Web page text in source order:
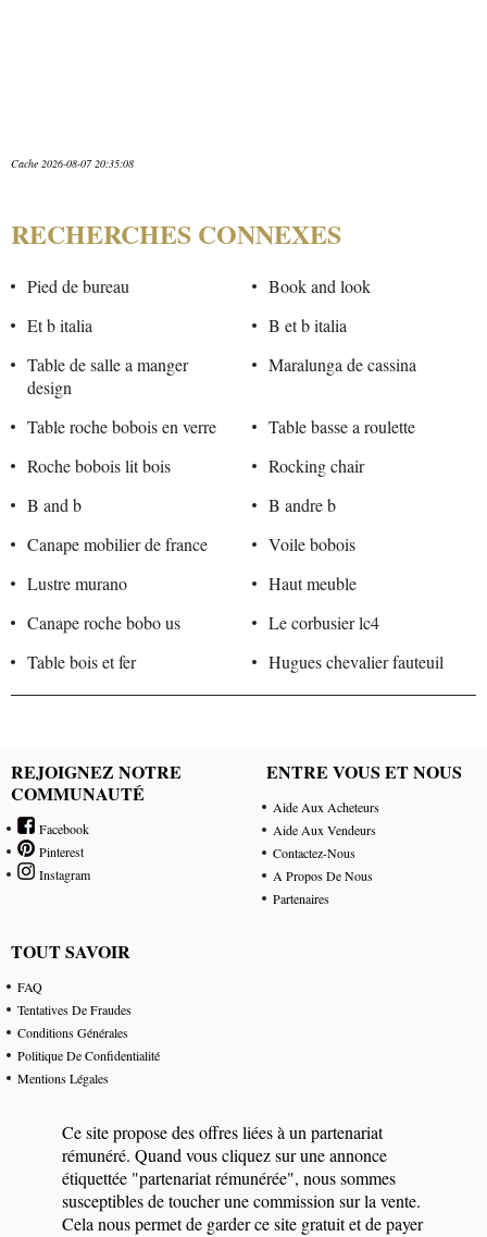
Cache 2026-08-07 20:35:08
RECHERCHES CONNEXES
Pied de bureau
Book and look
Et b italia
B et b italia
Table de salle a manger
design
Maralunga de cassina
Table roche bobois en verre
Table basse a roulette
Roche bobois lit bois
Rocking chair
B and b
B andre b
Canape mobilier de france
Voile bobois
Lustre murano
Haut meuble
Canape roche bobo us
Le corbusier lc4
Table bois et fer
Hugues chevalier fauteuil
REJOIGNEZ NOTRE
COMMUNAUTÉ
Facebook
Pinterest
Instagram
ENTRE VOUS ET NOUS
Aide Aux Acheteurs
Aide Aux Vendeurs
Contactez-Nous
A Propos De Nous
Partenaires
TOUT SAVOIR
FAQ
Tentatives De Fraudes
Conditions Générales
Politique De Confidentialité
Mentions Légales
Ce site propose des offres liées à un partenariat
rémunéré. Quand vous cliquez sur une annonce
étiquettée "partenariat rémunérée", nous sommes
susceptibles de toucher une commission sur la vente.
Cela nous permet de garder ce site gratuit et de payer